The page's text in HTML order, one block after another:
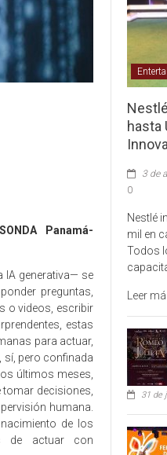
Panamá-
IA generativa— se
preguntas,
o videos, escribir
estas
para actuar,
sí, pero confinada
últimos meses,
decisiones,
humana.
de los
de actuar con
hasta
3 de
0
Nestlé
mil en
Todos
Leer
31 de